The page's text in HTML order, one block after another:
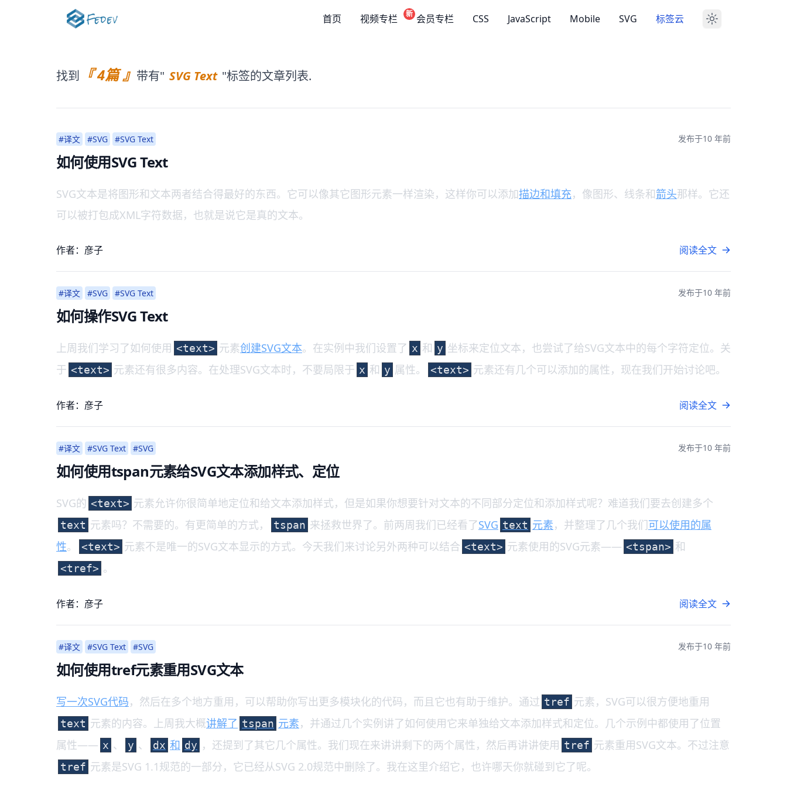
首页 视频专栏 新 会员专栏 CSS JavaScript Mobile SVG 标签云
找到 『 4篇 』 带有" SVG Text "标签的文章列表.
#译文 #SVG #SVG Text 发布于10 年前
如何使用SVG Text
SVG文本是将图形和文本两者结合得最好的东西。它可以像其它图形元素一样渲染，这样你可以添加描边和填充，像图形、线条和箭头那样。它还
可以被打包成XML字符数据，也就是说它是真的文本。
作者：彦子 阅读全文
#译文 #SVG #SVG Text 发布于10 年前
如何操作SVG Text
上周我们学习了如何使用 <text> 元素创建SVG文本。在实例中我们设置了 x 和 y 坐标来定位文本，也尝试了给SVG文本中的每个字符定位。关
于 <text> 元素还有很多内容。在处理SVG文本时，不要局限于 x 和 y 属性。 <text> 元素还有几个可以添加的属性，现在我们开始讨论吧。
作者：彦子 阅读全文
#译文 #SVG Text #SVG 发布于10 年前
如何使用tspan元素给SVG文本添加样式、定位
SVG的 <text> 元素允许你很简单地定位和给文本添加样式，但是如果你想要针对文本的不同部分定位和添加样式呢？难道我们要去创建多个
text 元素吗？不需要的。有更简单的方式， tspan 来拯救世界了。前两周我们已经看了SVG text 元素，并整理了几个我们可以使用的属
性。 <text> 元素不是唯一的SVG文本显示的方式。今天我们来讨论另外两种可以结合 <text> 元素使用的SVG元素—— <tspan> 和
<tref> 。
作者：彦子 阅读全文
#译文 #SVG Text #SVG 发布于10 年前
如何使用tref元素重用SVG文本
写一次SVG代码，然后在多个地方重用，可以帮助你写出更多模块化的代码，而且它也有助于维护。通过 tref 元素，SVG可以很方便地重用
text 元素的内容。上周我大概讲解了 tspan 元素，并通过几个实例讲了如何使用它来单独给文本添加样式和定位。几个示例中都使用了位置
属性—— x 、 y 、 dx 和 dy ，还提到了其它几个属性。我们现在来讲讲剩下的两个属性，然后再讲讲使用 tref 元素重用SVG文本。不过注意
tref 元素是SVG 1.1规范的一部分，它已经从SVG 2.0规范中删除了。我在这里介绍它，也许哪天你就碰到它了呢。